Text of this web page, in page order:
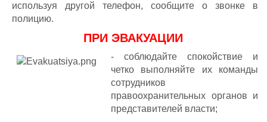
используя другой телефон, сообщите о звонке в
полицию.
ПРИ ЭВАКУАЦИИ
- соблюдайте спокойствие и
четко выполняйте их команды
сотрудников
правоохранительных органов и
представителей власти;